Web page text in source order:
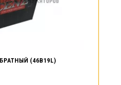
(46B19L)